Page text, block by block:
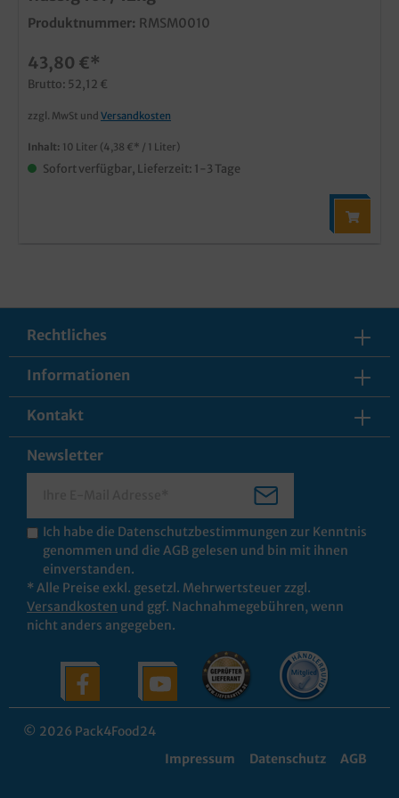
Produktnummer: RMSM0010
43,80 €*
Brutto: 52,12 €
zzgl. MwSt und Versandkosten
Inhalt: 10 Liter (4,38 €* / 1 Liter)
Sofort verfügbar, Lieferzeit: 1-3 Tage
Rechtliches
Informationen
Kontakt
Newsletter
Ich habe die Datenschutzbestimmungen zur Kenntnis
genommen und die AGB gelesen und bin mit ihnen
einverstanden.
* Alle Preise exkl. gesetzl. Mehrwertsteuer zzgl.
Versandkosten und ggf. Nachnahmegebühren, wenn
nicht anders angegeben.
© 2026 Pack4Food24
Impressum
Datenschutz AGB